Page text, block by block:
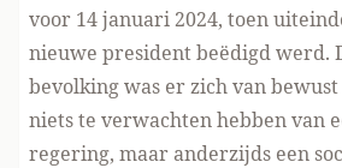
voor 14 januari 2024, toen
nieuwe president beëdigd werd.
bevolking was er zich van
niets te verwachten hebben van
regering, maar anderzijds een